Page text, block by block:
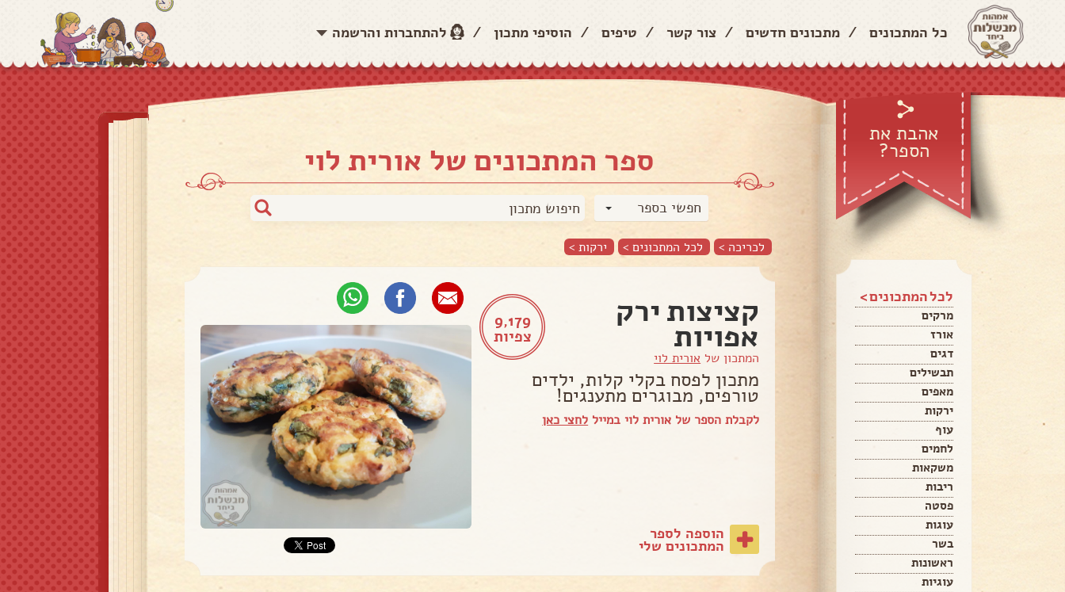
כל המתכונים / מתכונים חדשים / צור קשר / טיפים / הוסיפי מתכון / להתחברות והרשמה
אהבת את
הספר?
לכל המתכונים >
מרקים
אורז
דגים
תבשילים
מאפים
ירקות
עוף
לחמים
משקאות
ריבות
פסטה
עוגות
בשר
ראשונות
עוגיות
ספר המתכונים של אורית לוי
חפשי בספר
לכריכה > לכל המתכונים > ירקות >
9,179
צפיות
קציצות ירק
אפויות
המתכון של אורית לוי
מתכון לפסח בקלי קלות, ילדים
טורפים, מבוגרים מתענגים!
לקבלת הספר של אורית לוי במייל לחצי כאן
הוספה לספר
המתכונים שלי